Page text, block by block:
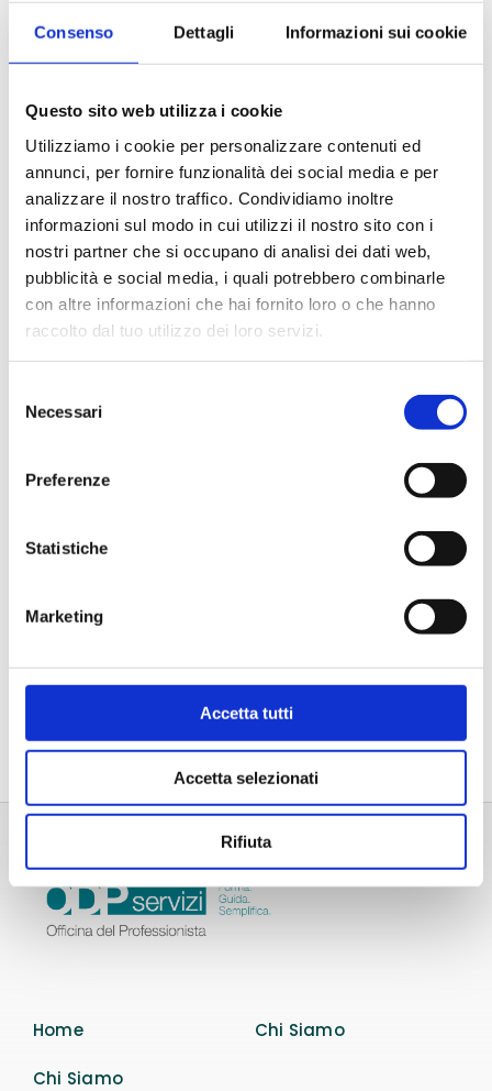
Consenso Dettagli Informazioni sui cookie
Questo sito web utilizza i cookie
Utilizziamo i cookie per personalizzare contenuti ed
annunci, per fornire funzionalità dei social media e per
analizzare il nostro traffico. Condividiamo inoltre
informazioni sul modo in cui utilizzi il nostro sito con i
nostri partner che si occupano di analisi dei dati web,
pubblicità e social media, i quali potrebbero combinarle
con altre informazioni che hai fornito loro o che hanno
raccolto dal tuo utilizzo dei loro servizi.
delNecessari
Preferenze
Statistiche
Marketing
Accetta tutti
Accetta selezionati
Rifiuta
Carta Filigranata CCIAA
Bollini per certificati
CCIAA (foglio 40 bollini)
4,03€
Home
Chi Siamo
Chi Siamo